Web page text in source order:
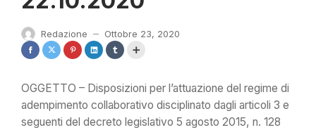
Redazione — Ottobre 23, 2020
OGGETTO – Disposizioni per l’attuazione del regime di
adempimento collaborativo disciplinato dagli articoli 3 e
seguenti del decreto legislativo 5 agosto 2015, n. 128